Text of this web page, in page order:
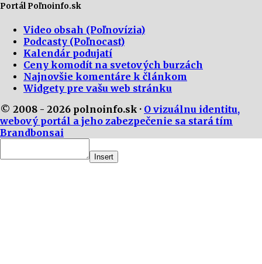
Portál Poľnoinfo.sk
Video obsah (Poľnovízia)
Podcasty (Poľnocast)
Kalendár podujatí
Ceny komodít na svetových burzách
Najnovšie komentáre k článkom
Widgety pre vašu web stránku
© 2008 - 2026 polnoinfo.sk · O vizuálnu identitu,
webový portál a jeho zabezpečenie sa stará tím
Brandbonsai
Insert